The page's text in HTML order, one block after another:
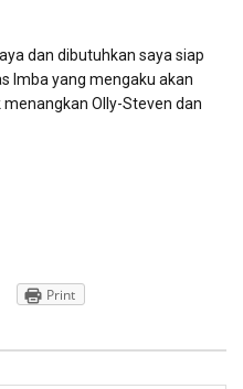
dan dibutuhkan saya siap
Imba yang mengaku akan
Olly-Steven dan
Print